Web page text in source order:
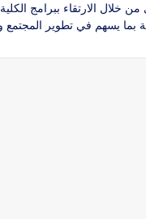
خلال الارتقاء ببرامج
بما يسهم في تطوير المجتمع